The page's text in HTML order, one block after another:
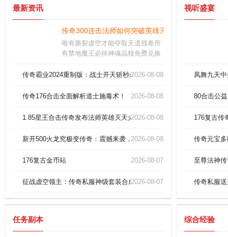
最新资讯
传奇300连击法师如何突破英雄灭天火极限伤害？
唯有撕裂虚空才能夺取天道残卷所
有禁地魔王必掉神魂晶核免费兑换
五倍暴涨跨域竞技二十连胜必获太
传奇霸业2024重制版：战士开天斩秒杀赤月恶魔实录！
2026-08-08
传奇176合击全面解析道士施毒术！ 2026-08-08
1.85星王合击传奇发布法师英雄灭天火实战解析：如何瞬秒魔龙教主？
2026-08-08
新开500火龙究极变传奇：震撼来袭，500版本火龙超变私服横扫千军
2026-08-08
176复古金币站 2026-08-07
征战虚空领主：传奇私服神级套装合成无敌攻略！
2026-08-07
视听盛宴
凤舞九天
80合击公
176复古传
传奇元宝
至尊法神
传奇私服
任务副本 综合经验